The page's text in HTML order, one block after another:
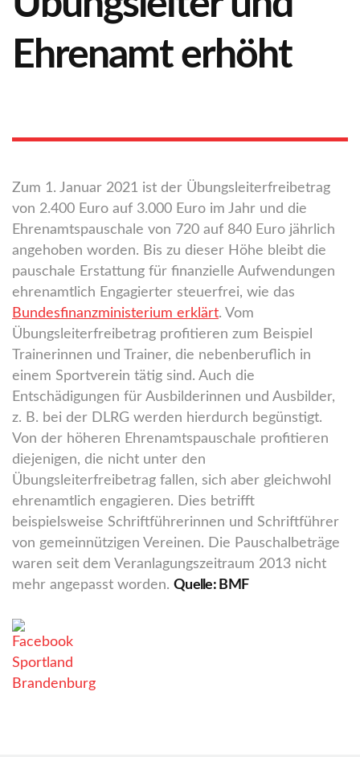
Ehrenamt erhöht
Zum 1. Januar 2021 ist der Übungsleiterfreibetrag
von 2.400 Euro auf 3.000 Euro im Jahr und die
Ehrenamtspauschale von 720 auf 840 Euro jährlich
angehoben worden. Bis zu dieser Höhe bleibt die
pauschale Erstattung für finanzielle Aufwendungen
ehrenamtlich Engagierter steuerfrei, wie das
Bundesfinanzministerium erklärt. Vom
Übungsleiterfreibetrag profitieren zum Beispiel
Trainerinnen und Trainer, die nebenberuflich in
einem Sportverein tätig sind. Auch die
Entschädigungen für Ausbilderinnen und Ausbilder,
z. B. bei der DLRG werden hierdurch begünstigt.
Von der höheren Ehrenamtspauschale profitieren
diejenigen, die nicht unter den
Übungsleiterfreibetrag fallen, sich aber gleichwohl
ehrenamtlich engagieren. Dies betrifft
beispielsweise Schriftführerinnen und Schriftführer
von gemeinnützigen Vereinen. Die Pauschalbeträge
waren seit dem Veranlagungszeitraum 2013 nicht
mehr angepasst worden. Quelle: BMF